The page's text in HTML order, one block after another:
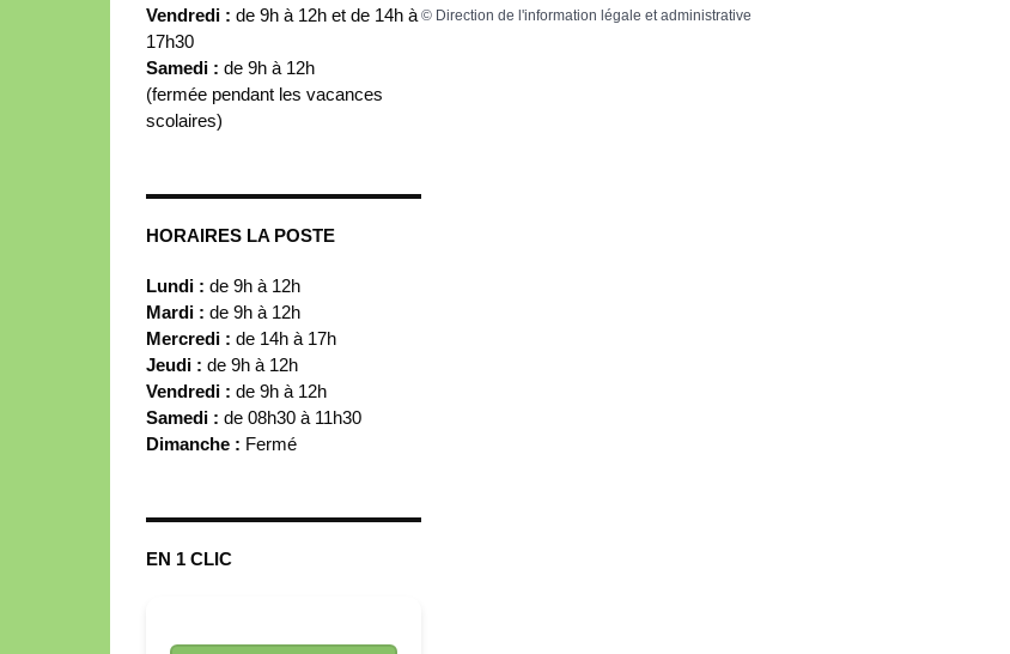
Vendredi : de 9h à 12h et de 14h à
17h30
Samedi : de 9h à 12h
(fermée pendant les vacances
scolaires)
HORAIRES LA POSTE
Lundi : de 9h à 12h
Mardi : de 9h à 12h
Mercredi : de 14h à 17h
Jeudi : de 9h à 12h
Vendredi : de 9h à 12h
Samedi : de 08h30 à 11h30
Dimanche : Fermé
EN 1 CLIC
© Direction de l'information légale et administrative